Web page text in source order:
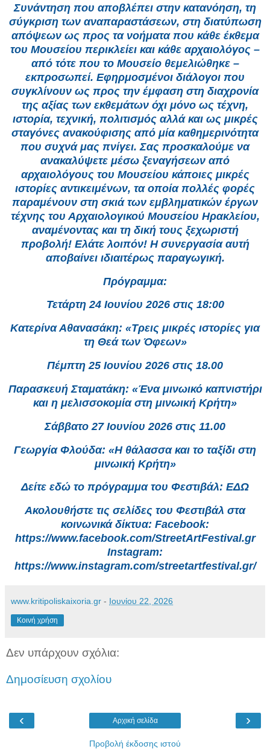
Συνάντηση που αποβλέπει στην κατανόηση, τη
σύγκριση των αναπαραστάσεων, στη διατύπωση
απόψεων ως προς τα νοήματα που κάθε έκθεμα
του Μουσείου περικλείει και κάθε αρχαιολόγος –
από τότε που το Μουσείο θεμελιώθηκε –
εκπροσωπεί. Εφηρμοσμένοι διάλογοι που
συγκλίνουν ως προς την έμφαση στη διαχρονία
της αξίας των εκθεμάτων όχι μόνο ως τέχνη,
ιστορία, τεχνική, πολιτισμός αλλά και ως μικρές
σταγόνες ανακούφισης από μία καθημερινότητα
που συχνά μας πνίγει. Σας προσκαλούμε να
ανακαλύψετε μέσω ξεναγήσεων από
αρχαιολόγους του Μουσείου κάποιες μικρές
ιστορίες αντικειμένων, τα οποία πολλές φορές
παραμένουν στη σκιά των εμβληματικών έργων
τέχνης του Αρχαιολογικού Μουσείου Ηρακλείου,
αναμένοντας και τη δική τους ξεχωριστή
προβολή! Ελάτε λοιπόν! Η συνεργασία αυτή
αποβαίνει ιδιαιτέρως παραγωγική.
Πρόγραμμα:
Τετάρτη 24 Ιουνίου 2026 στις 18:00
Κατερίνα Αθανασάκη: «Τρεις μικρές ιστορίες για
τη Θεά των Όφεων»
Πέμπτη 25 Ιουνίου 2026 στις 18.00
Παρασκευή Σταματάκη: «Ένα μινωικό καπνιστήρι
και η μελισσοκομία στη μινωική Κρήτη»
Σάββατο 27 Ιουνίου 2026 στις 11.00
Γεωργία Φλούδα: «Η θάλασσα και το ταξίδι στη
μινωική Κρήτη»
Δείτε εδώ το πρόγραμμα του Φεστιβάλ: ΕΔΩ
Ακολουθήστε τις σελίδες του Φεστιβάλ στα
κοινωνικά δίκτυα: Facebook:
https://www.facebook.com/StreetArtFestival.gr
Instagram:
https://www.instagram.com/streetartfestival.gr/
www.kritipoliskaixoria.gr - Ιουνίου 22, 2026
Κοινή χρήση
Δεν υπάρχουν σχόλια:
Δημοσίευση σχολίου
‹ ›
Αρχική σελίδα
Προβολή έκδοσης ιστού